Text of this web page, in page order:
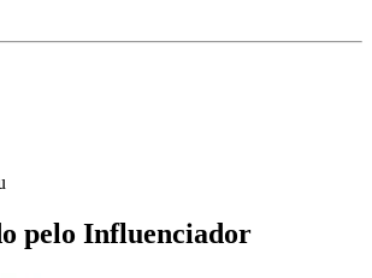
pelo Influenciador